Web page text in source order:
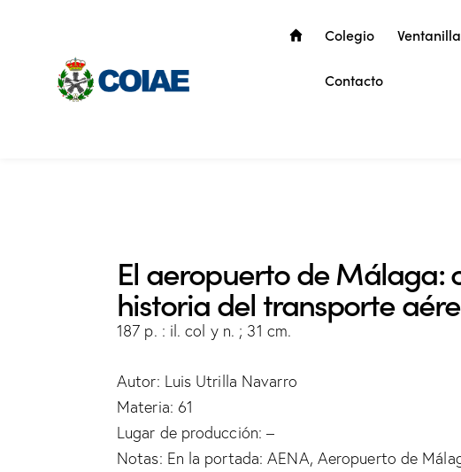
Colegio
Contacto
El aeropuerto de Málaga:
historia del transporte
187 p. : il. col y n. ; 31 cm.
Autor: Luis Utrilla Navarro
Materia: 61
Lugar de producción: –
Notas: En la portada: AENA, Aeropuerto de